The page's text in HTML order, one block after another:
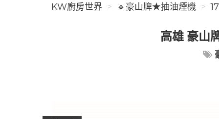
KW廚房世界 🔹豪山牌★抽油煙機
高雄 豪山